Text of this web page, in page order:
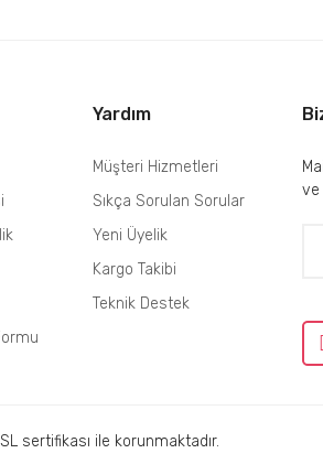
Yardım
Müşteri Hizmetleri
Sıkça Sorulan Sorular
Yeni Üyelik
Kargo Takibi
Teknik Destek
ve
sertifikası ile korunmaktadır.